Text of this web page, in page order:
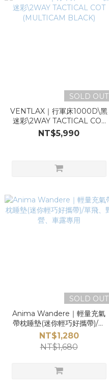
SOLD OUT
VENTLAX｜行軍床1000D\黑
迷彩\2WAY TACTICAL COT
(MULTICAM BLACK)
NT$5,990
SOLD OUT
Anima Wandere｜輕量充氣
帶枕睡墊(迷你輕巧好攜帶)/單
飛、野營、車露專用
NT$1,280
NT$1,680